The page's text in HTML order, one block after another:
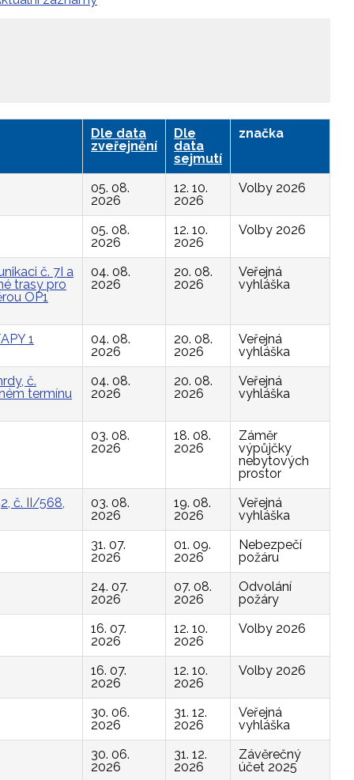
Dle data
zveřejnění
Dle
data
sejmutí
značka
05. 08.
2026
12. 10.
2026
Volby 2026
05. 08.
2026
12. 10.
2026
Volby 2026
č. 7I a
trasy pro
OP1
04. 08.
2026
20. 08.
2026
Veřejná
vyhláška
1
04. 08.
2026
20. 08.
2026
Veřejná
vyhláška
č.
termínu
04. 08.
2026
20. 08.
2026
Veřejná
vyhláška
03. 08.
2026
18. 08.
2026
Záměr
výpůjčky
nebytových
prostor
č. II/568,
03. 08.
2026
19. 08.
2026
Veřejná
vyhláška
31. 07.
2026
01. 09.
2026
Nebezpečí
požáru
24. 07.
2026
07. 08.
2026
Odvolání
požáry
16. 07.
2026
12. 10.
2026
Volby 2026
16. 07.
2026
12. 10.
2026
Volby 2026
30. 06.
2026
31. 12.
2026
Veřejná
vyhláška
30. 06.
2026
31. 12.
2026
Závěrečný
účet 2025